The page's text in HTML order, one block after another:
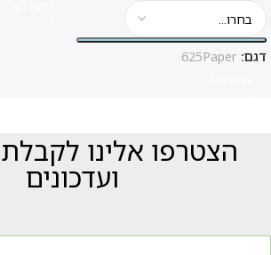
דגם: 625Paper
הצטרפו אלינו
ועדכונים